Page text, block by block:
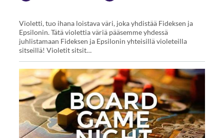
Violetti, tuo ihana loistava väri, joka yhdistää Fideksen ja
Epsilonin. Tätä violettia väriä pääsemme yhdessä
juhlistamaan Fideksen ja Epsilonin yhteisillä violeteilla
sitseillä! Violetit sitsit…